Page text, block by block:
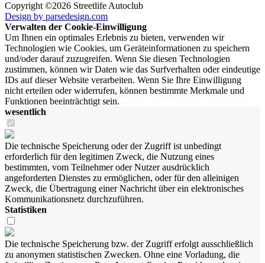
Copyright ©2026 Streetlife Autoclub
Design by parsedesign.com
Verwalten der Cookie-Einwilligung
Um Ihnen ein optimales Erlebnis zu bieten, verwenden wir
Technologien wie Cookies, um Geräteinformationen zu speichern
und/oder darauf zuzugreifen. Wenn Sie diesen Technologien
zustimmen, können wir Daten wie das Surfverhalten oder eindeutige
IDs auf dieser Website verarbeiten. Wenn Sie Ihre Einwilligung
nicht erteilen oder widerrufen, können bestimmte Merkmale und
Funktionen beeinträchtigt sein.
wesentlich
Die technische Speicherung oder der Zugriff ist unbedingt
erforderlich für den legitimen Zweck, die Nutzung eines
bestimmten, vom Teilnehmer oder Nutzer ausdrücklich
angeforderten Dienstes zu ermöglichen, oder für den alleinigen
Zweck, die Übertragung einer Nachricht über ein elektronisches
Kommunikationsnetz durchzuführen.
Statistiken
Die technische Speicherung bzw. der Zugriff erfolgt ausschließlich
zu anonymen statistischen Zwecken. Ohne eine Vorladung, die